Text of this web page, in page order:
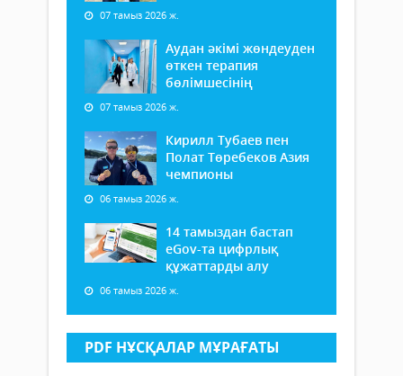
07 тамыз 2026 ж.
Аудан әкімі жөндеуден
өткен терапия
бөлімшесінің
07 тамыз 2026 ж.
Кирилл Тубаев пен
Полат Төребеков Азия
чемпионы
06 тамыз 2026 ж.
14 тамыздан бастап
еGov-та цифрлық
құжаттарды алу
06 тамыз 2026 ж.
PDF НҰСҚАЛАР МҰРАҒАТЫ